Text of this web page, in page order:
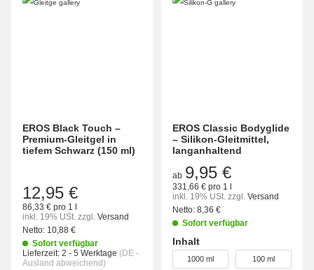
EROS Black Touch –
Premium-Gleitgel in
tiefem Schwarz (150 ml)
12,95 €
86,33 € pro 1 l
inkl. 19% USt. zzgl. Versand
Netto: 10,88 €
Sofort verfügbar
Lieferzeit: 2 - 5 Werktage (DE -
Ausland abweichend)
EROS Classic Bodyglide
– Silikon-Gleitmittel,
langanhaltend
ab 9,95 €
331,66 € pro 1 l
inkl. 19% USt. zzgl. Versand
Netto: 8,36 €
Sofort verfügbar
Inhalt
wählen
1000 ml 100 ml